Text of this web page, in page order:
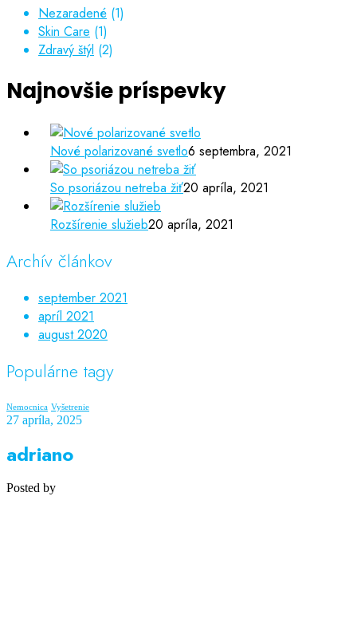
Nezaradené (1)
Skin Care (1)
Zdravý štýl (2)
Najnovšie príspevky
Nové polarizované svetlo6 septembra, 2021
So psoriázou netreba žiť20 apríla, 2021
Rozšírenie služieb20 apríla, 2021
Archív článkov
september 2021
apríl 2021
august 2020
Populárne tagy
Nemocnica Vyšetrenie
27 apríla, 2025
adriano
Posted by